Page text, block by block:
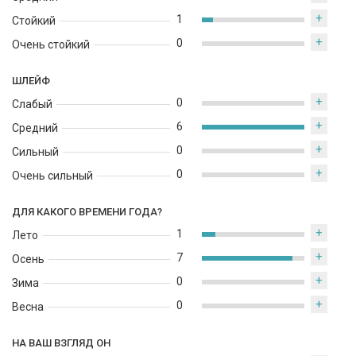
Стойкий
Очень стойкий
1 +
0 +
ШЛЕЙФ
Слабый
Средний
Сильный
Очень сильный
0 +
6 +
0 +
0 +
ДЛЯ КАКОГО ВРЕМЕНИ ГОДА?
Лето
Осень
Зима
Весна
1 +
7 +
0 +
0 +
НА ВАШ ВЗГЛЯД ОН